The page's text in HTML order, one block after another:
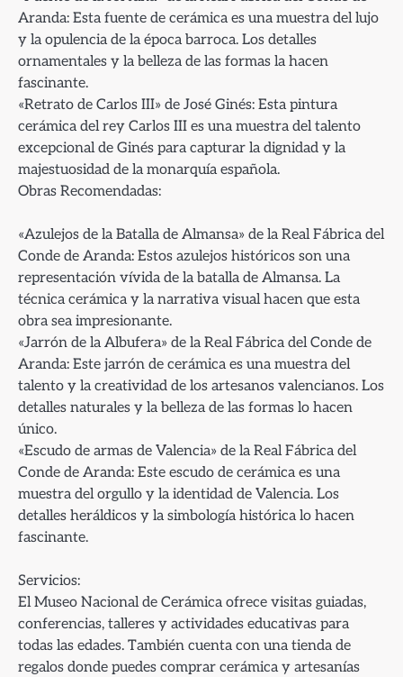
Aranda: Esta fuente de cerámica es una muestra del lujo
y la opulencia de la época barroca. Los detalles
ornamentales y la belleza de las formas la hacen
fascinante.
«Retrato de Carlos III» de José Ginés: Esta pintura
cerámica del rey Carlos III es una muestra del talento
excepcional de Ginés para capturar la dignidad y la
majestuosidad de la monarquía española.
Obras Recomendadas:
«Azulejos de la Batalla de Almansa» de la Real Fábrica del
Conde de Aranda: Estos azulejos históricos son una
representación vívida de la batalla de Almansa. La
técnica cerámica y la narrativa visual hacen que esta
obra sea impresionante.
«Jarrón de la Albufera» de la Real Fábrica del Conde de
Aranda: Este jarrón de cerámica es una muestra del
talento y la creatividad de los artesanos valencianos. Los
detalles naturales y la belleza de las formas lo hacen
único.
«Escudo de armas de Valencia» de la Real Fábrica del
Conde de Aranda: Este escudo de cerámica es una
muestra del orgullo y la identidad de Valencia. Los
detalles heráldicos y la simbología histórica lo hacen
fascinante.
Servicios:
El Museo Nacional de Cerámica ofrece visitas guiadas,
conferencias, talleres y actividades educativas para
todas las edades. También cuenta con una tienda de
regalos donde puedes comprar cerámica y artesanías